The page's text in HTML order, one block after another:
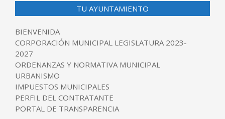
TU AYUNTAMIENTO
BIENVENIDA
CORPORACIÓN MUNICIPAL LEGISLATURA 2023-
2027
ORDENANZAS Y NORMATIVA MUNICIPAL
URBANISMO
IMPUESTOS MUNICIPALES
PERFIL DEL CONTRATANTE
PORTAL DE TRANSPARENCIA